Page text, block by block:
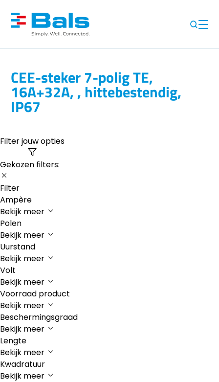
CEE-steker 7-polig TE,
16A+32A, , hittebestendig,
IP67
Filter jouw opties
Gekozen filters:
Filter
Ampère
Bekijk meer
Polen
Bekijk meer
Uurstand
Bekijk meer
Volt
Bekijk meer
Voorraad product
Bekijk meer
Beschermingsgraad
Bekijk meer
Lengte
Bekijk meer
Kwadratuur
Bekijk meer